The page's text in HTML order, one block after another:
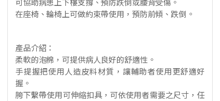
可協助病患上下樓支撐、預防跌倒或腰背受傷。
在座椅、輪椅上可做約束帶使用，預防前傾、跌倒。
產品介紹：
柔軟的泡棉，可提供病人良好的舒適性。
手提握把使用人造皮料材質，讓輔助者使用更舒適好
握。
胯下繫帶使用可伸縮扣具，可依使用者需要之尺寸，任